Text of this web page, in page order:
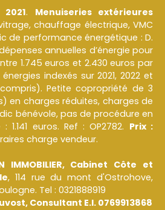
. Menuiseries extérieures
chauffage électrique, VMC
de performance énergétique : D.
annuelles d’énergie pour
1.745 euros et 2.430 euros par
indexés sur 2021, 2022 et
Petite copropriété de 3
en charges réduites, charges de
bénévole, pas de procédure en
euros. Ref : OP2782. Prix :
charge vendeur.
IMMOBILIER, Cabinet Côte et
, 114 rue du mont d'Ostrohove,
Tel : 0321888919
Consultant E.I. 0769913868